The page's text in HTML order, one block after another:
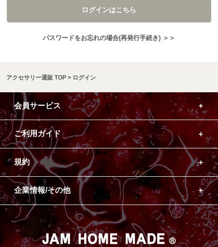
ログインはこちら
パスワードをお忘れの場合(再発行手続き) ＞＞
アクセサリー通販 TOP ログイン
会員サービス
ご利用ガイド
規約
企業情報/その他